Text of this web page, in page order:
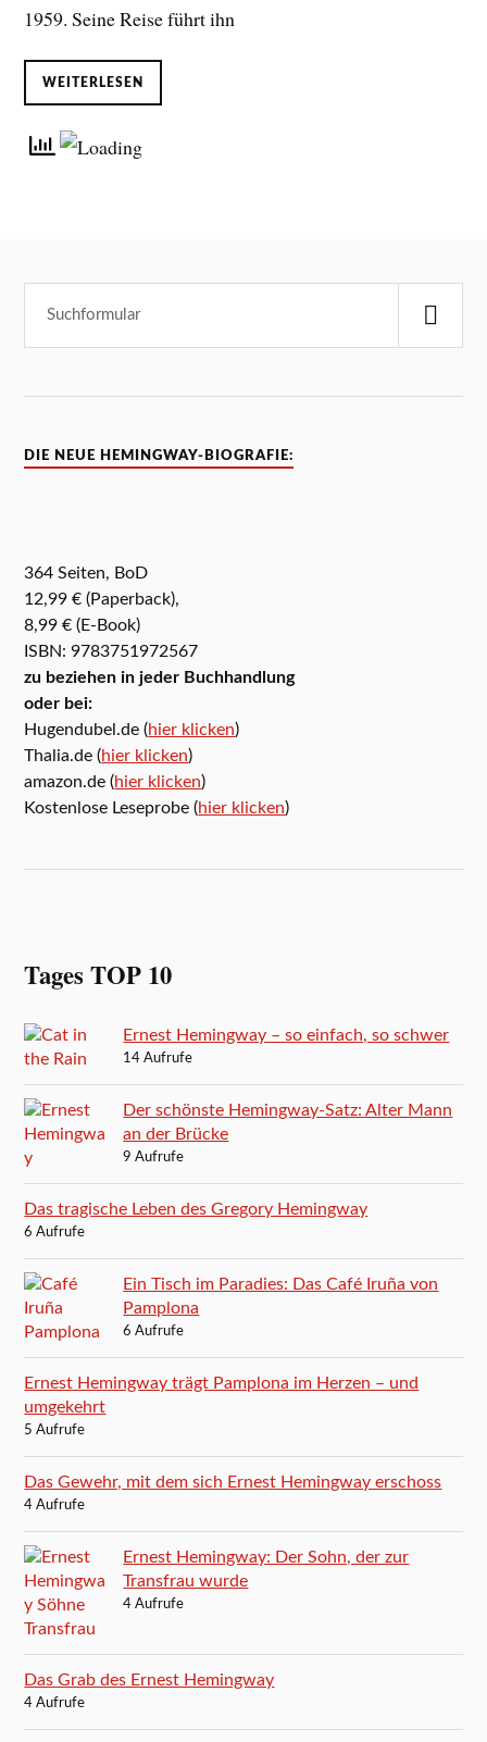
1959. Seine Reise führt ihn
WEITERLESEN
DIE NEUE HEMINGWAY-BIOGRAFIE:
364 Seiten, BoD
12,99 € (Paperback),
8,99 € (E-Book)
ISBN: 9783751972567
zu beziehen in jeder Buchhandlung
oder bei:
Hugendubel.de (hier klicken)
Thalia.de (hier klicken)
amazon.de (hier klicken)
Kostenlose Leseprobe (hier klicken)
Tages TOP 10
Ernest Hemingway – so einfach, so schwer
14 Aufrufe
Der schönste Hemingway-Satz: Alter Mann
an der Brücke
9 Aufrufe
Das tragische Leben des Gregory Hemingway
6 Aufrufe
Ein Tisch im Paradies: Das Café Iruña von
Pamplona
6 Aufrufe
Ernest Hemingway trägt Pamplona im Herzen – und
umgekehrt
5 Aufrufe
Das Gewehr, mit dem sich Ernest Hemingway erschoss
4 Aufrufe
Ernest Hemingway: Der Sohn, der zur
Transfrau wurde
4 Aufrufe
Das Grab des Ernest Hemingway
4 Aufrufe